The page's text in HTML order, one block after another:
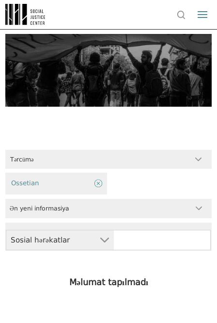
Tərcümə
Sosial hərəkatlar
Ossetian
Ən yeni informasiya
Məlumat tapılmadı